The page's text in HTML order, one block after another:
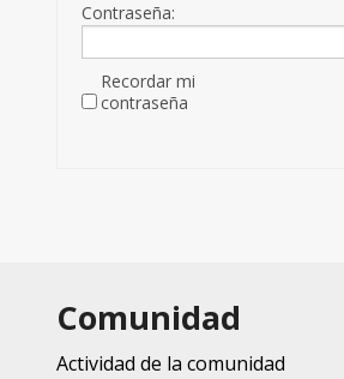
Contraseña:
Recordar mi
contraseña
Comunidad
Actividad de la comunidad